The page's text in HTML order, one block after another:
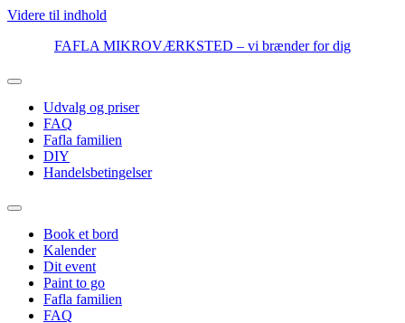
Videre til indhold
FAFLA MIKROVÆRKSTED – vi brænder for dig
Udvalg og priser
FAQ
Fafla familien
DIY
Handelsbetingelser
Book et bord
Kalender
Dit event
Paint to go
Fafla familien
FAQ